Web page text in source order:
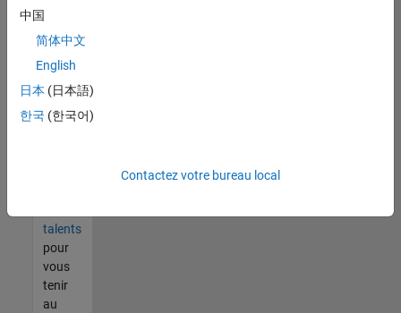
trouvez
pas
d'offre
corresponde
à vos
talents
pour
vous
tenir
au
中国
简体中文
English
日本 (日本語)
한국 (한국어)
Contactez votre bureau local